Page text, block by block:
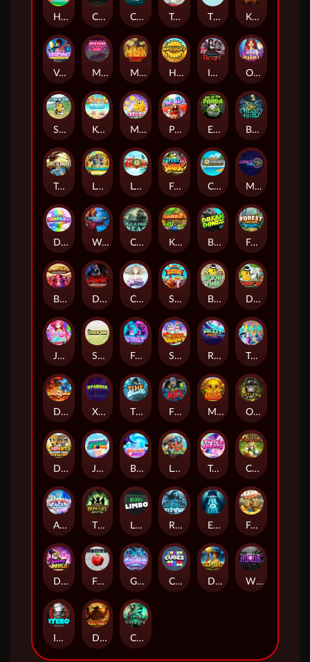
Hop'n'Pop Chaos Crew Cubes 2 Tai The Toad The Respinners Klowns
Vending Machine Mystery Motel Mayan Stackways Harvest Wilds Immortal Desire Orb of Destiny
Stack'em Keep 'em Cool Magic Piggy Pug Life Eye of the Panda Beast Below
Temple of Torment Le Pharaoh Let It Snow Fear the Dark Cash Compass Miami Multiplier
Double Rainbow Warrior Ways Cursed Seas King Carrot Break Bones Forest Fortune
Buffalo Stack'n'Sync Dark Summoning Cloud Princess Shaolin Master Book of Time Drop'em
Jelly Slice Stick'em Feel The Beat Snow Slingers Rocket Reels Twisted Lab
Dragon’s Domain Xpander Time Spinners Fire My Laser Mighty Masks Outlasw Inc
Donut Division Joker Bombs BOUNCY BOMBS Le Viking Tasty Treats Cash Quest
Alpha Eagle The Bowery Boys Limbo Rise of Ymir Evil Eyes Frank's Farm
DONNY DOUGH Frutz Gronk's Gems Cubes Dawn of Kings Wings of Horus
ITERO Duel at Dawn Cursed Crypt